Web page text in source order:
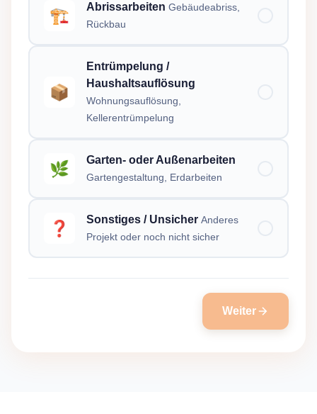
🏗️ Abrissarbeiten Gebäudeabriss,
Rückbau
📦
Entrümpelung /
Haushaltsauflösung
Wohnungsauflösung,
Kellerentrümpelung
🌿 Garten- oder Außenarbeiten
Gartengestaltung, Erdarbeiten
❓ Sonstiges / Unsicher Anderes
Projekt oder noch nicht sicher
Weiter